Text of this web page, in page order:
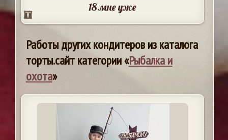
18 мне уже
Работы других кондитеров из каталога
торты.сайт категории «Рыбалка и
охота»